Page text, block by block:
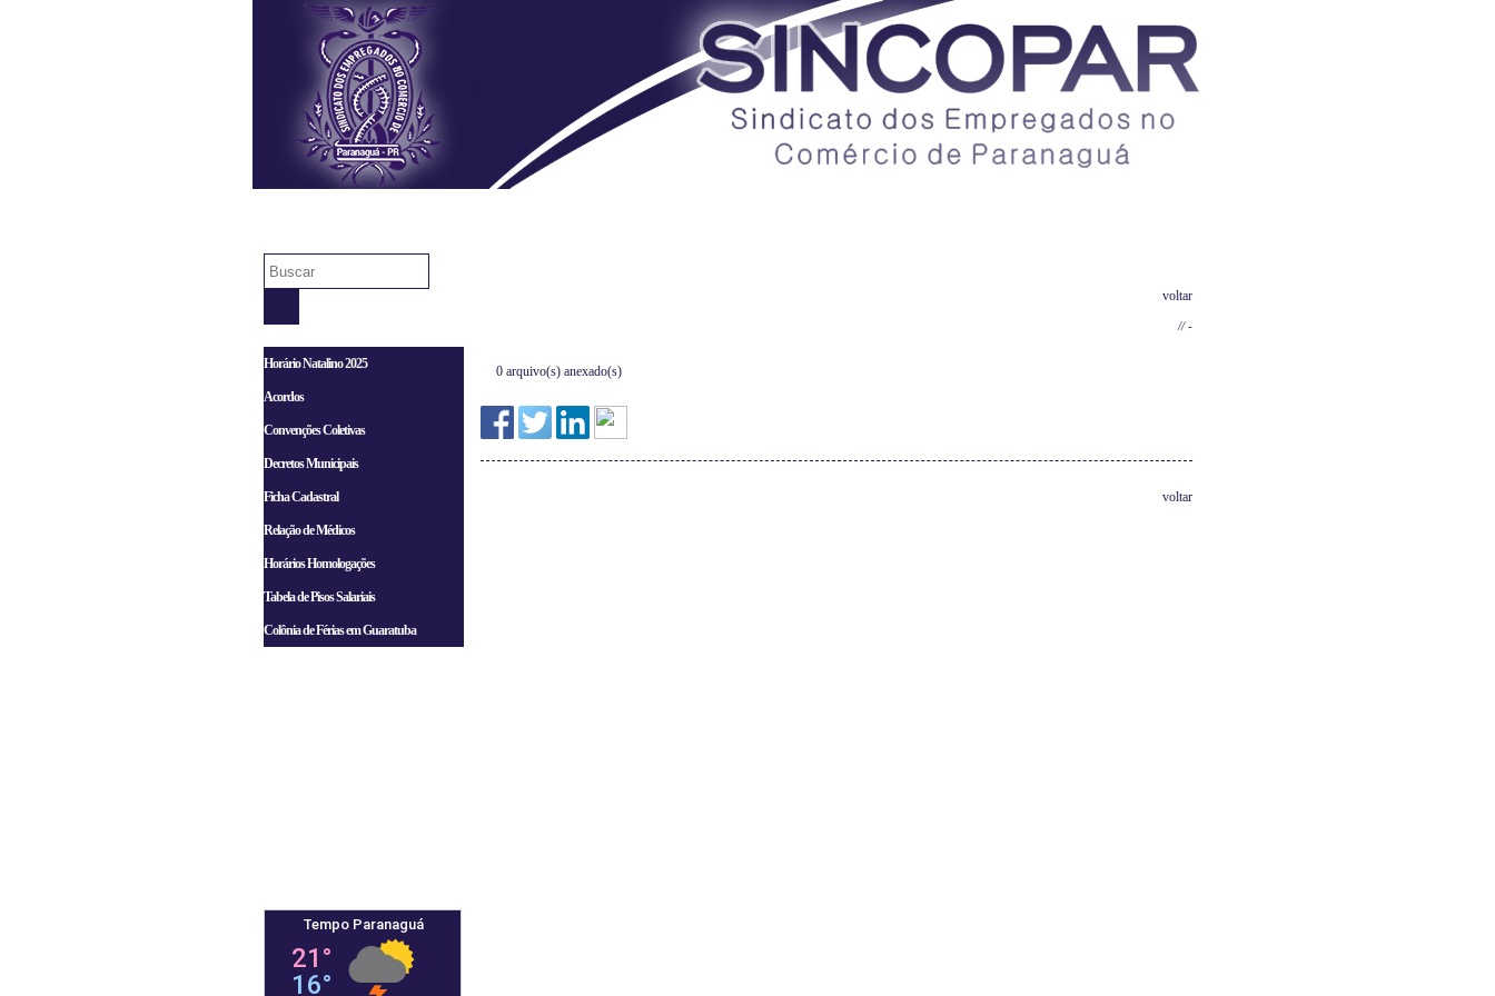
Horário Natalino 2025
Acordos
Convenções Coletivas
Decretos Municipais
Ficha Cadastral
Relação de Médicos
Horários Homologações
Tabela de Pisos Salariais
Colônia de Férias em Guaratuba
voltar
// -
0 arquivo(s) anexado(s)
voltar